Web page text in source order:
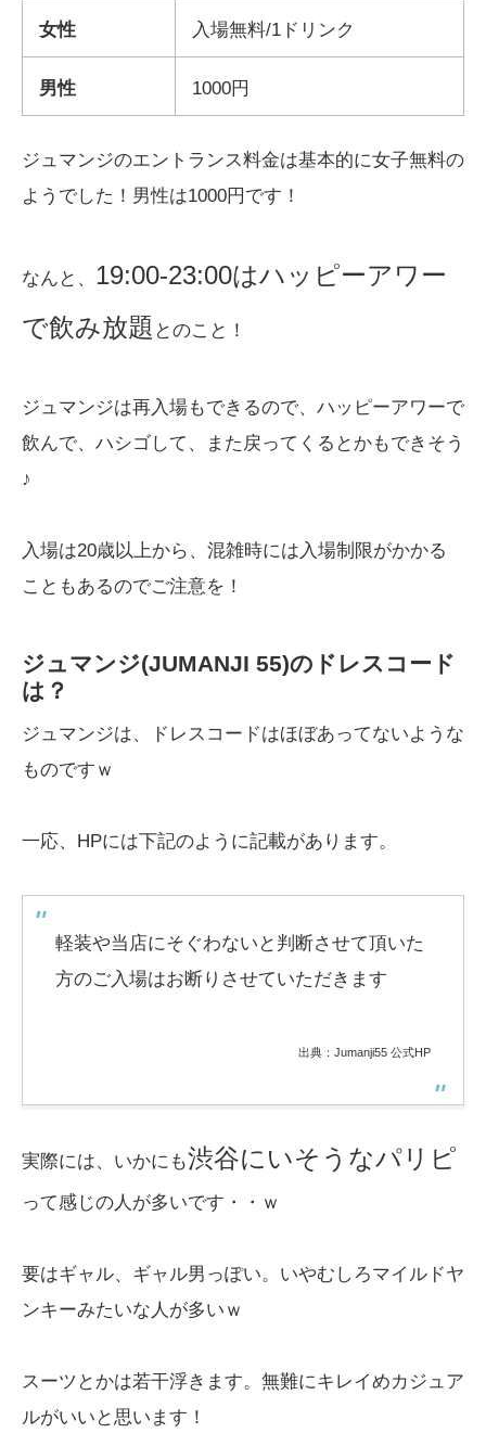
女性 入場無料/1ドリンク
男性 1000円
ジュマンジのエントランス料金は基本的に女子無料の
ようでした！男性は1000円です！
なんと、 19:00-23:00はハッピーアワー
で飲み放題 とのこと！
ジュマンジは再入場もできるので、ハッピーアワーで
飲んで、ハシゴして、また戻ってくるとかもできそう
♪
入場は20歳以上から、混雑時には入場制限がかかる
こともあるのでご注意を！
ジュマンジ(JUMANJI 55)のドレスコード
は？
ジュマンジは、ドレスコードはほぼあってないような
ものですｗ
一応、HPには下記のように記載があります。
軽装や当店にそぐわないと判断させて頂いた
方のご入場はお断りさせていただきます
出典：Jumanji55 公式HP
実際には、いかにも渋谷にいそうなパリピ
って感じの人が多いです・・ｗ
要はギャル、ギャル男っぽい。いやむしろマイルドヤ
ンキーみたいな人が多いｗ
スーツとかは若干浮きます。無難にキレイめカジュア
ルがいいと思います！